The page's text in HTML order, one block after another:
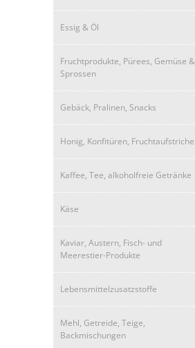
Essig & Öl
Fruchtprodukte, Pürees, Gemüse &
Sprossen
Gebäck, Pralinen, Snacks
Honig, Konfitüren, Fruchtaufstriche
Kaffee, Tee, alkoholfreie Getränke
Käse
Kaviar, Austern, Fisch- und
Meerestier-Produkte
Lebensmittelzusatzstoffe
Mehl, Getreide, Teige,
Backmischungen